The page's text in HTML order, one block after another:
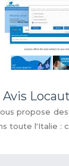
Avis
propose
toute l'Italie :